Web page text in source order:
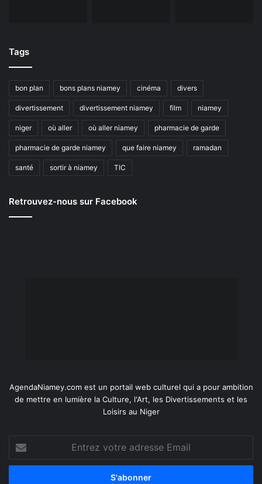
Tags
bon plan bons plans niamey cinéma divers
divertissement divertissement niamey film niamey
niger où aller où aller niamey pharmacie de garde
pharmacie de garde niamey que faire niamey ramadan
santé sortir à niamey TIC
Retrouvez-nous sur Facebook
AgendaNiamey.com est un portail web culturel qui a pour ambition
de mettre en lumière la Culture, l'Art, les Divertissements et les
Loisirs au Niger
Entrez
votre
adresse